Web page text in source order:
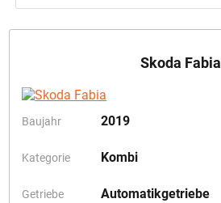
Skoda Fabia
Baujahr 2019
Kategorie Kombi
Getriebe Automatikgetriebe